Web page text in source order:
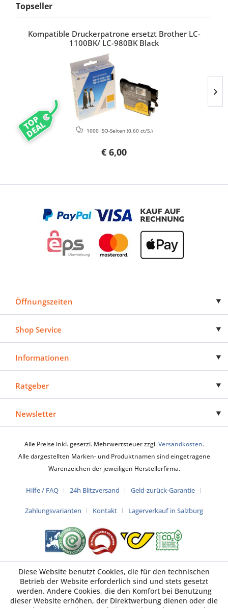
Topseller
TOP
DEAL
Kompatible Druckerpatrone ersetzt Brother LC-
1100BK/ LC-980BK Black
€ 6,00
1000 ISO-Seiten (0,60 ct/S.)
Öffnungszeiten
Shop Service
Informationen
Ratgeber
Newsletter
Alle Preise inkl. gesetzl. Mehrwertsteuer zzgl.Versandkosten.
Alle dargestellten Marken- und Produktnamen sind eingetragene
Warenzeichen der jeweiligen Herstellerfirma.
Hilfe / FAQ 24h Blitzversand Geld-zurück-Garantie
Zahlungsvarianten Kontakt Lagerverkauf in Salzburg
Diese Website benutzt Cookies, die für den technischen
Betrieb der Website erforderlich sind und stets gesetzt
werden. Andere Cookies, die den Komfort bei Benutzung
dieser Website erhöhen, der Direktwerbung dienen oder die